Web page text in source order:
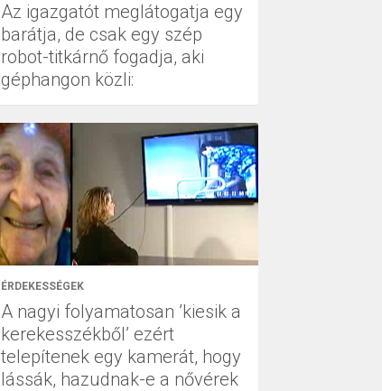
Az igazgatót meglátogatja egy
barátja, de csak egy szép
robot-titkárnő fogadja, aki
géphangon közli:
ÉRDEKESSÉGEK
A nagyi folyamatosan ’kiesik a
kerekesszékből’ ezért
telepítenek egy kamerát, hogy
lássák, hazudnak-e a nővérek